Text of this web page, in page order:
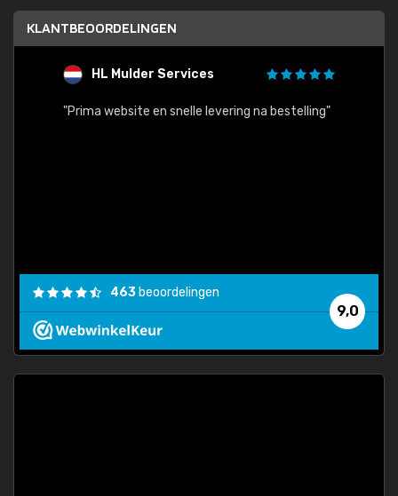
KLANTBEOORDELINGEN
HL Mulder Services
"Prima website en snelle levering na bestelling"
9,0
463 beoordelingen